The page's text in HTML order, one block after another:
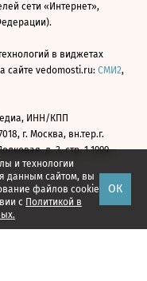
и технологии
данным сайтом, вы
файлов cookie
с Политикой в
ОК
сети «Интернет»,
в виджетах
сайте vedomosti.ru: СМИ2,
ИНН/КПП
г. Москва, вн.тер.г.
д. 3, стр. 1 1999—